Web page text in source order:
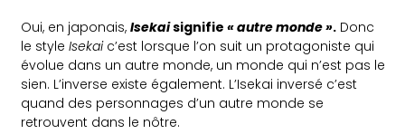
Oui, en japonais,Isekaisignifie« autre monde ». Donc
le styleIsekaic’est lorsque l’on suit un protagoniste qui
évolue dans un autre monde, un monde qui n’est pas le
sien. L’inverse existe également. L’Isekai inversé c’est
quand des personnages d’un autre monde se
retrouvent dans le nôtre.